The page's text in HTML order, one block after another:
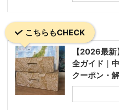
こちらもCHECK
【2026最
全ガイド｜
クーポン・